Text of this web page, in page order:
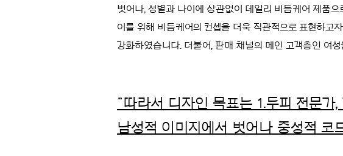
벗어나, 성별과 나이에 상관없이 데일리 비듬케어 제품
이를 위해 비듬케어의 컨셉을 더욱 직관적으로 표현하고
강화하였습니다. 더불어, 판매 채널의 메인 고객층인 여
“따라서 디자인 목표는 1.두피 전문
남성적 이미지에서 벗어나 중성적 코